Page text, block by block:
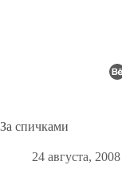
За спичками
24 августа, 2008